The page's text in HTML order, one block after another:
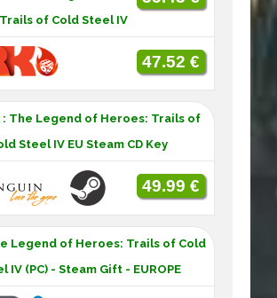
of Cold Steel IV
47.52 €
: The Legend of Heroes: Trails of
Steel IV EU Steam CD Key
49.99 €
Legend of Heroes: Trails of Cold
IV (PC) - Steam Gift - EUROPE